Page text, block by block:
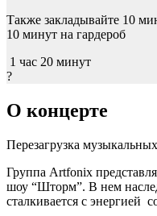
Также закладывайте 10
10 минут на гардероб
1 час 20 минут
?
О концерте
Перезагрузка
Группа Artfonix
шоу “Шторм”. В нем
сталкивается с энергией